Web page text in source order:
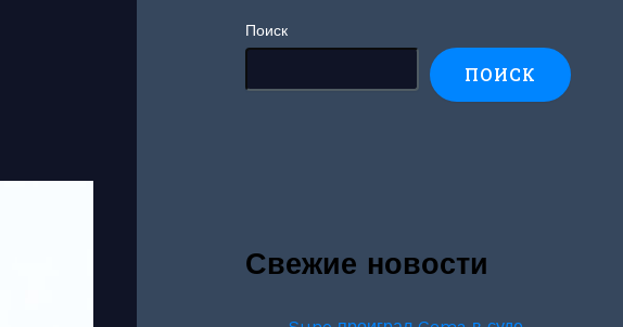
Поиск
ПОИСК
Свежие новости